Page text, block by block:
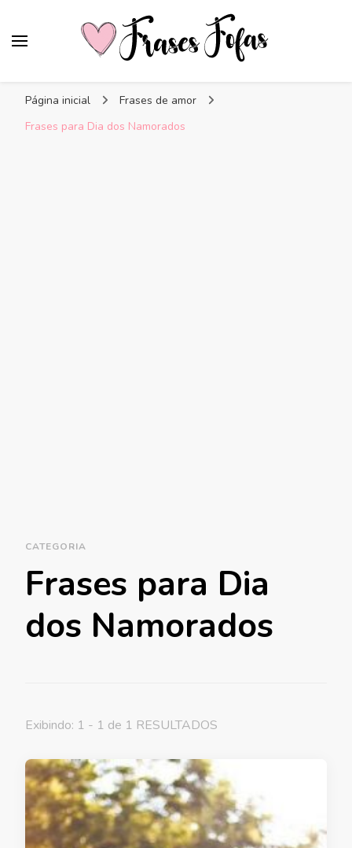
Página inicial
Frases de amor
Frases para Dia dos Namorados
CATEGORIA
Frases para Dia
dos Namorados
Exibindo: 1 - 1 de 1 RESULTADOS